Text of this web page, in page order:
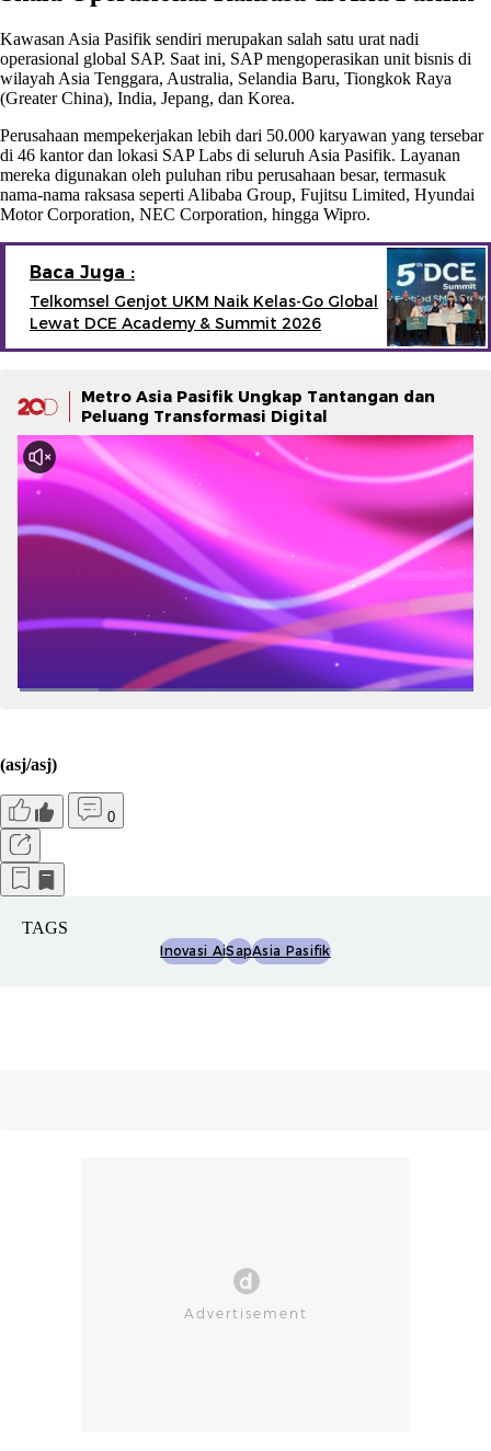
Kawasan Asia Pasifik sendiri merupakan salah satu urat nadi
operasional global SAP. Saat ini, SAP mengoperasikan unit bisnis di
wilayah Asia Tenggara, Australia, Selandia Baru, Tiongkok Raya
(Greater China), India, Jepang, dan Korea.
Perusahaan mempekerjakan lebih dari 50.000 karyawan yang tersebar
di 46 kantor dan lokasi SAP Labs di seluruh Asia Pasifik. Layanan
mereka digunakan oleh puluhan ribu perusahaan besar, termasuk
nama-nama raksasa seperti Alibaba Group, Fujitsu Limited, Hyundai
Motor Corporation, NEC Corporation, hingga Wipro.
Baca Juga :
Telkomsel Genjot UKM Naik Kelas-Go Global
Lewat DCE Academy & Summit 2026
Metro Asia Pasifik Ungkap Tantangan dan
Peluang Transformasi Digital
(asj/asj)
0
TAGS
Inovasi AiSapAsia Pasifik